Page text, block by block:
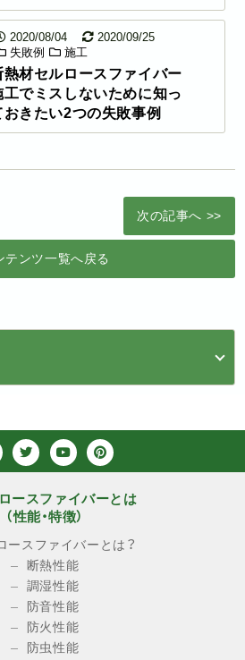
2020/08/04
2020/09/25
失敗例
施工
熱材セルロースファイバー
工でミスしないために知っ
おきたい2つの失敗事例
次の記事へ >>
テンツ一覧へ戻る
ースファイバーとは
（性能・特徴）
ースファイバーとは？
断熱性能
調湿性能
防音性能
防火性能
防虫性能